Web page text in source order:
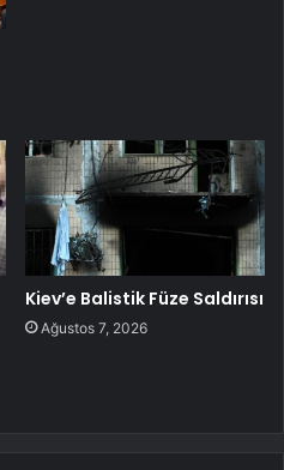
Kiev’e Balistik Füze Saldırısı
Ağustos 7, 2026